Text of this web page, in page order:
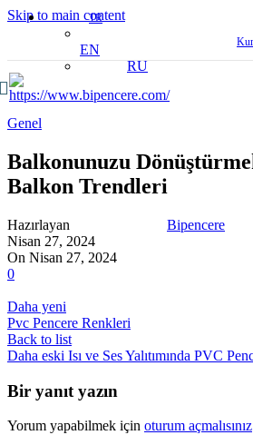
Skip to main content
TR
EN
RU
Genel
Balkonunuzu
Balkon Trendleri
Hazırlayan
Bipencere
Nisan 27, 2024
On Nisan 27, 2024
0
Daha yeni
Pvc Pencere Renkleri
Back to list
Daha eski Isı ve Ses Yalıtımında PVC
Bir yanıt yazın
Yorum yapabilmek için oturum açmalısınız